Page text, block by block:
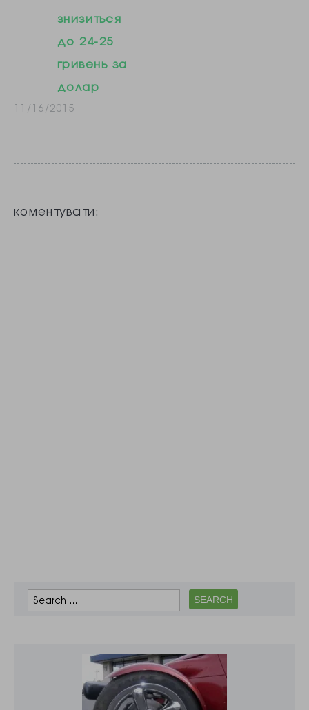
забезпечення
відстані не менш
ніж півтора
метра…
знизиться
до 24-25
гривень за
долар
11/16/2015
коментувати: